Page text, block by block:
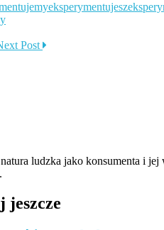
eksperymentujesz
Post
ludzka jako konsumenta i
jeszcze